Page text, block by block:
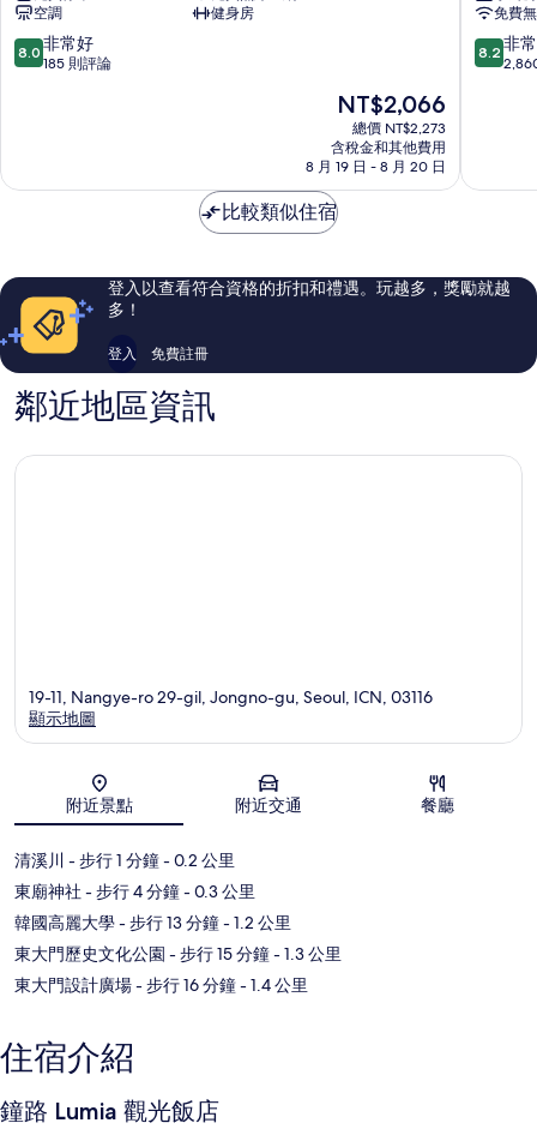
道
飯
店
空調
健身房
8.0
分，
常
評
論
8.0 非常好
185 則評論
現
價
格
為
NT$2,066
NT$2,066
總價 NT$2,273
含稅金和其他費用
8 月 19 日 - 8 月 20 日
爺
法
義
中
免費
8.2
分，
常
評
論
8.2 非
比較類似住宿
登入以查看符合資格的折扣和禮遇。玩越多，獎勵就越
多！
登入 免費註冊
鄰近地區資訊
地圖
19-11, Nangye-ro 29-gil, Jongno-gu, Seoul, ICN, 03116
顯示地圖
附近景點 附近交通 餐廳
清溪川 - 步行 1 分鐘- 0.2 公里
東廟神社 - 步行 4 分鐘- 0.3 公里
韓國高麗大學- 步行 13 分鐘- 1.2 公里
東大門歷史文化公園 - 步行 15 分鐘- 1.3 公里
東大門設計廣場- 步行 16 分鐘- 1.4 公里
住宿介紹
鐘路 Lumia 觀光飯店